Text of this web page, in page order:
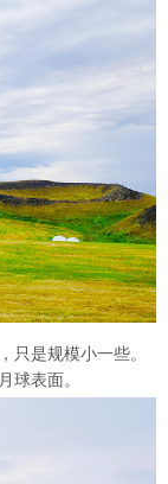
只是规模小一些。
球表面。